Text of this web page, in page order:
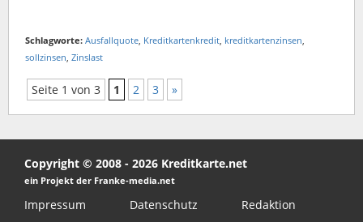
Schlagworte: Ausfallquote, Kreditkartenkredit, kreditkartenzinsen,
sollzinsen, Zinslast
Seite 1 von 3 1 2 3 »
Copyright © 2008 - 2026 Kreditkarte.net
ein Projekt der Franke-media.net
Impressum Datenschutz Redaktion